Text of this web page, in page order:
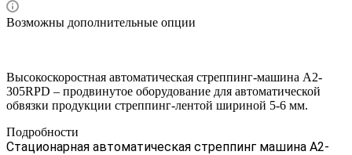
Возможны дополнительные опции
Высокоскоростная автоматическая стреппинг-машина A2-
305RPD – продвинутое оборудование для автоматической
обвязки продукции стреппинг-лентой шириной 5-6 мм.
Подробности
Стационарная автоматическая стреппинг машина A2-